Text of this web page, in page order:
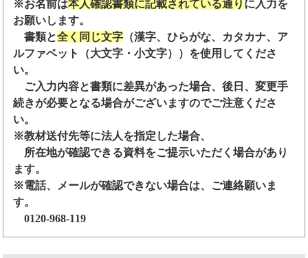
※お名前は本人確認書類に記載されている通り に入力を
お願いします。
書類と全く同じ文字 （漢字、ひらがな、カタカナ、ア
ルファベット（大文字・小文字））を使用してくださ
い。
ご入力内容と書類に差異があった場合、後日、変更手
続きが必要となる場合がございますのでご注意くださ
い。
※教材送付先等に法人を指定した場合、
所在地が確認できる資料をご提示いただく場合があり
ます。
※電話、メールが確認できない場合は、ご連絡願いま
す。
0120-968-119